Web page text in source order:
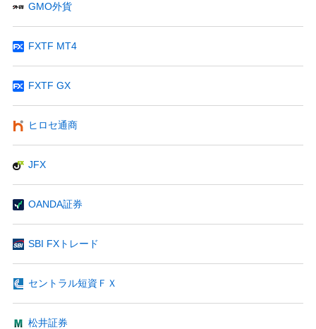
GMO外貨
FXTF MT4
FXTF GX
ヒロセ通商
JFX
OANDA証券
SBI FXトレード
セントラル短資ＦＸ
松井証券